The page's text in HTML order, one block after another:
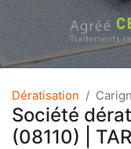
Dératisation
Société
(08110) |